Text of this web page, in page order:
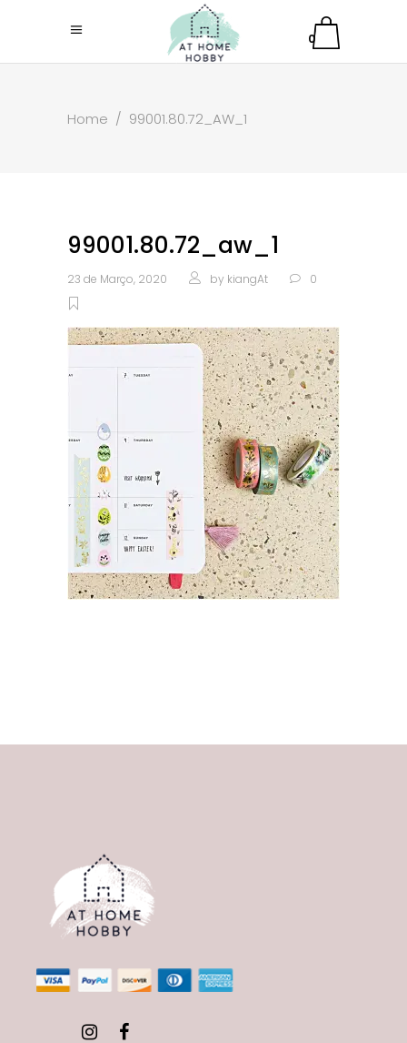
0
Home / 99001.80.72_AW_1
99001.80.72_aw_1
23 de Março, 2020 by kiangAt 0